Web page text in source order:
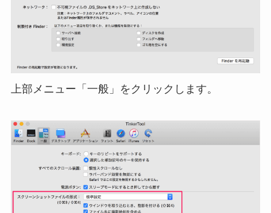
上部メニュー「一般」をクリックします。